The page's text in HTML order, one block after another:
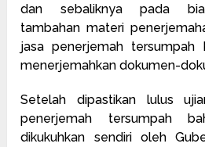
dan sebaliknya pada
tambahan materi
jasa penerjemah tersumpah
menerjemahkan dokumen-
Setelah dipastikan lulus
penerjemah tersumpah
dikukuhkan sendiri oleh